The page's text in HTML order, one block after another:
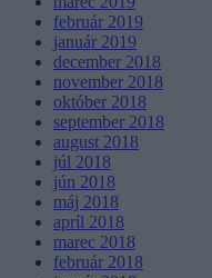
február 2019
január 2019
december 2018
november 2018
október 2018
september 2018
august 2018
júl 2018
jún 2018
máj 2018
apríl 2018
marec 2018
február 2018